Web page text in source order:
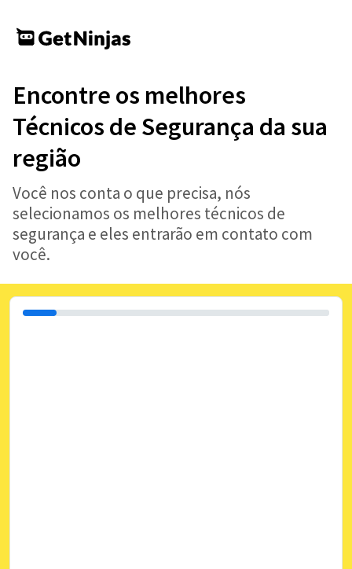
Encontre os melhores
Técnicos de Segurança da sua
região
Você nos conta o que precisa, nós
selecionamos os melhores técnicos de
segurança e eles entrarão em contato com
você.